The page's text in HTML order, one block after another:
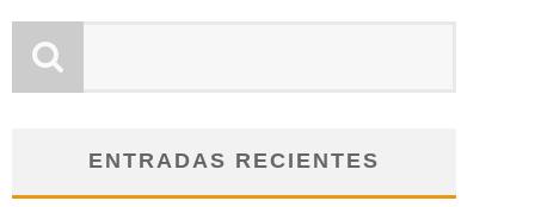
ENTRADAS RECIENTES